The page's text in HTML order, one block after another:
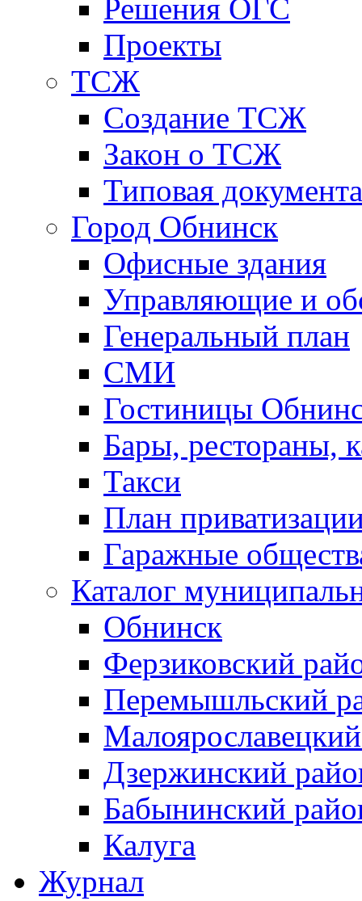
Решения ОГС
Проекты
ТСЖ
Создание ТСЖ
Закон о ТСЖ
Типовая
Город Обнинск
Офисные здания
Управляющие и
Генеральный план
СМИ
Гостиницы
Бары, рестораны,
Такси
План
Гаражные
Каталог
Обнинск
Ферзиковский
Перемышльский
Дзержинский
Бабынинский
Калуга
Журнал